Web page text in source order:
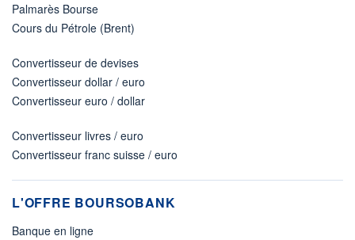
Palmarès Bourse
Cours du Pétrole (Brent)
Convertisseur de devises
Convertisseur dollar / euro
Convertisseur euro / dollar
Convertisseur livres / euro
Convertisseur franc suisse / euro
L'OFFRE BOURSOBANK
Banque en ligne